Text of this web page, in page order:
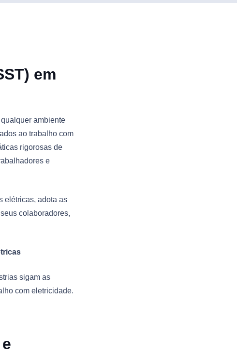
em
ambiente
ao trabalho com
rigorosas de
e
elétricas, adota as
colaboradores,
sigam as
com eletricidade.